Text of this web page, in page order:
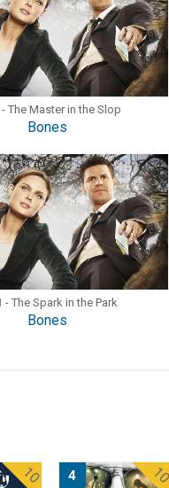
The Master in the Slop
Bones
- The Spark in the Park
Bones
10 10
4